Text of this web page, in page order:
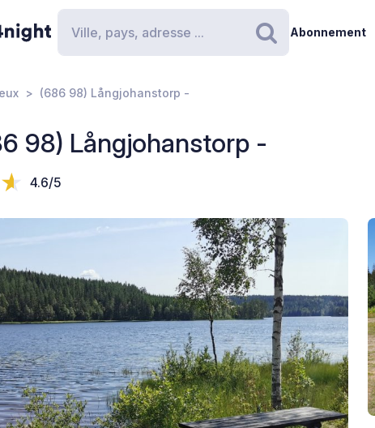
Rechercher
Abonnement
(686 98) Långjohanstorp -
98) Långjohanstorp -
4.6/5